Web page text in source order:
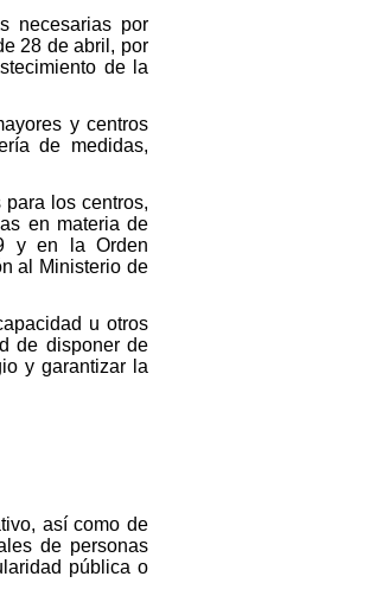
necesarias por
28 de abril, por
de la
y centros
de medidas,
los centros,
en materia de
y en la Orden
al Ministerio de
u otros
de disponer de
y garantizar la
así como de
de personas
pública o